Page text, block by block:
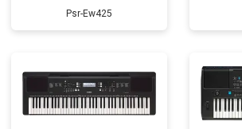
Psr-Ew425